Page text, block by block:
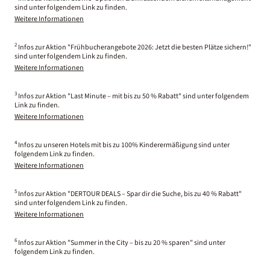
sind unter folgendem Link zu finden.
Weitere Informationen
2 Infos zur Aktion "Frühbucherangebote 2026: Jetzt die besten Plätze sichern!"
sind unter folgendem Link zu finden.
Weitere Informationen
3 Infos zur Aktion "Last Minute – mit bis zu 50 % Rabatt" sind unter folgendem
Link zu finden.
Weitere Informationen
4 Infos zu unseren Hotels mit bis zu 100% Kinderermäßigung sind unter
folgendem Link zu finden.
Weitere Informationen
5 Infos zur Aktion "DERTOUR DEALS – Spar dir die Suche, bis zu 40 % Rabatt"
sind unter folgendem Link zu finden.
Weitere Informationen
6 Infos zur Aktion "Summer in the City – bis zu 20 % sparen" sind unter
folgendem Link zu finden.